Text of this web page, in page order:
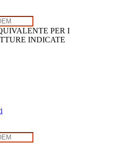
PER I
INDICATE